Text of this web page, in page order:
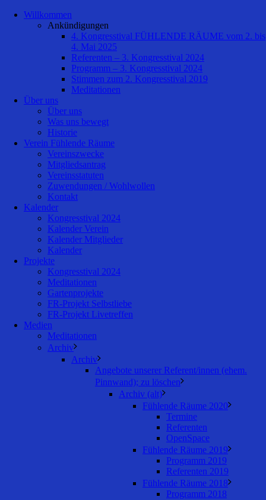
Willkommen
Ankündigungen
4. Kongresstival FÜHLENDE RÄUME vom 2. bis
4. Mai 2025
Referenten – 3. Kongresstival 2024
Programm – 3. Kongresstival 2024
Stimmen zum 2. Kongresstival 2019
Meditationen
Über uns
Über uns
Was uns bewegt
Historie
Verein Fühlende Räume
Vereinszwecke
Mitgliedsantrag
Vereinsstatuten
Zuwendungen / Wohlwollen
Kontakt
Kalender
Kongresstival 2024
Kalender Verein
Kalender Mitglieder
Kalender
Projekte
Kongresstival 2024
Meditationen
Gartenprojekte
FR-Projekt Selbstliebe
FR-Projekt Livetreffen
Medien
Meditationen
Archiv
Archiv
Angebote unserer Referent/innen (ehem.
Pinnwand); zu löschen
Archiv (alt)
Fühlende Räume 2020
Termine
Referenten
OpenSpace
Fühlende Räume 2019
Programm 2019
Referenten 2019
Fühlende Räume 2018
Programm 2018